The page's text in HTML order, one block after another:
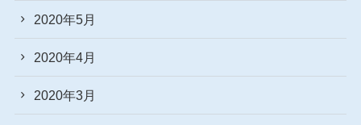
2020年5月
2020年4月
2020年3月